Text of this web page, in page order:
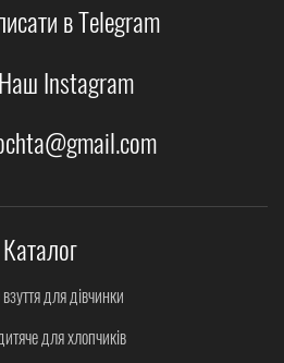
в Telegram
Наш Instagram
Каталог
для дівчинки
для хлопчиків